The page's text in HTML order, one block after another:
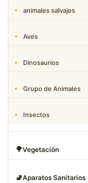
animales salvajes
Aves
Dinosaurios
Grupo de Animales
Insectos
🌳Vegetación
🚽Aparatos Sanitarios